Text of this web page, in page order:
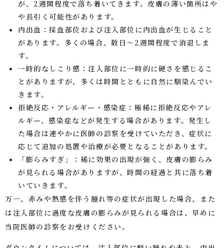
が、2週間程度で落ち着いてきます。皮膚の薄い箇所はや
や長引く可能性があります。
内出血：採血部位および注入部位に内出血が生じること
があります。多くの場合、数日〜2週間程度で消退しま
す。
一時的なしこり感：注入部位に一時的に硬さを感じるこ
とがありますが、多くは時間とともに自然に馴染んでい
きます。
拒絶反応・アレルギー・感染症：極稀に拒絶反応やアレ
ルギー、感染症などが発生する場合があります。発生し
た場合は速やかに医師の診察を受けていただき、症状に
応じて追加の処置や治療が必要となることがあります。
「膨らみすぎ」：稀に効果の出現が強く、皮膚の膨らみ
が見られる場合がありますが、時間の経過と共に落ち着
いていきます。
万一、赤みや熱感を伴う腫れ等の症状が出現した場合、また
は注入部位に過度な皮膚の膨らみが見られる場合は、早めに
当院医師の診察をお受けください。